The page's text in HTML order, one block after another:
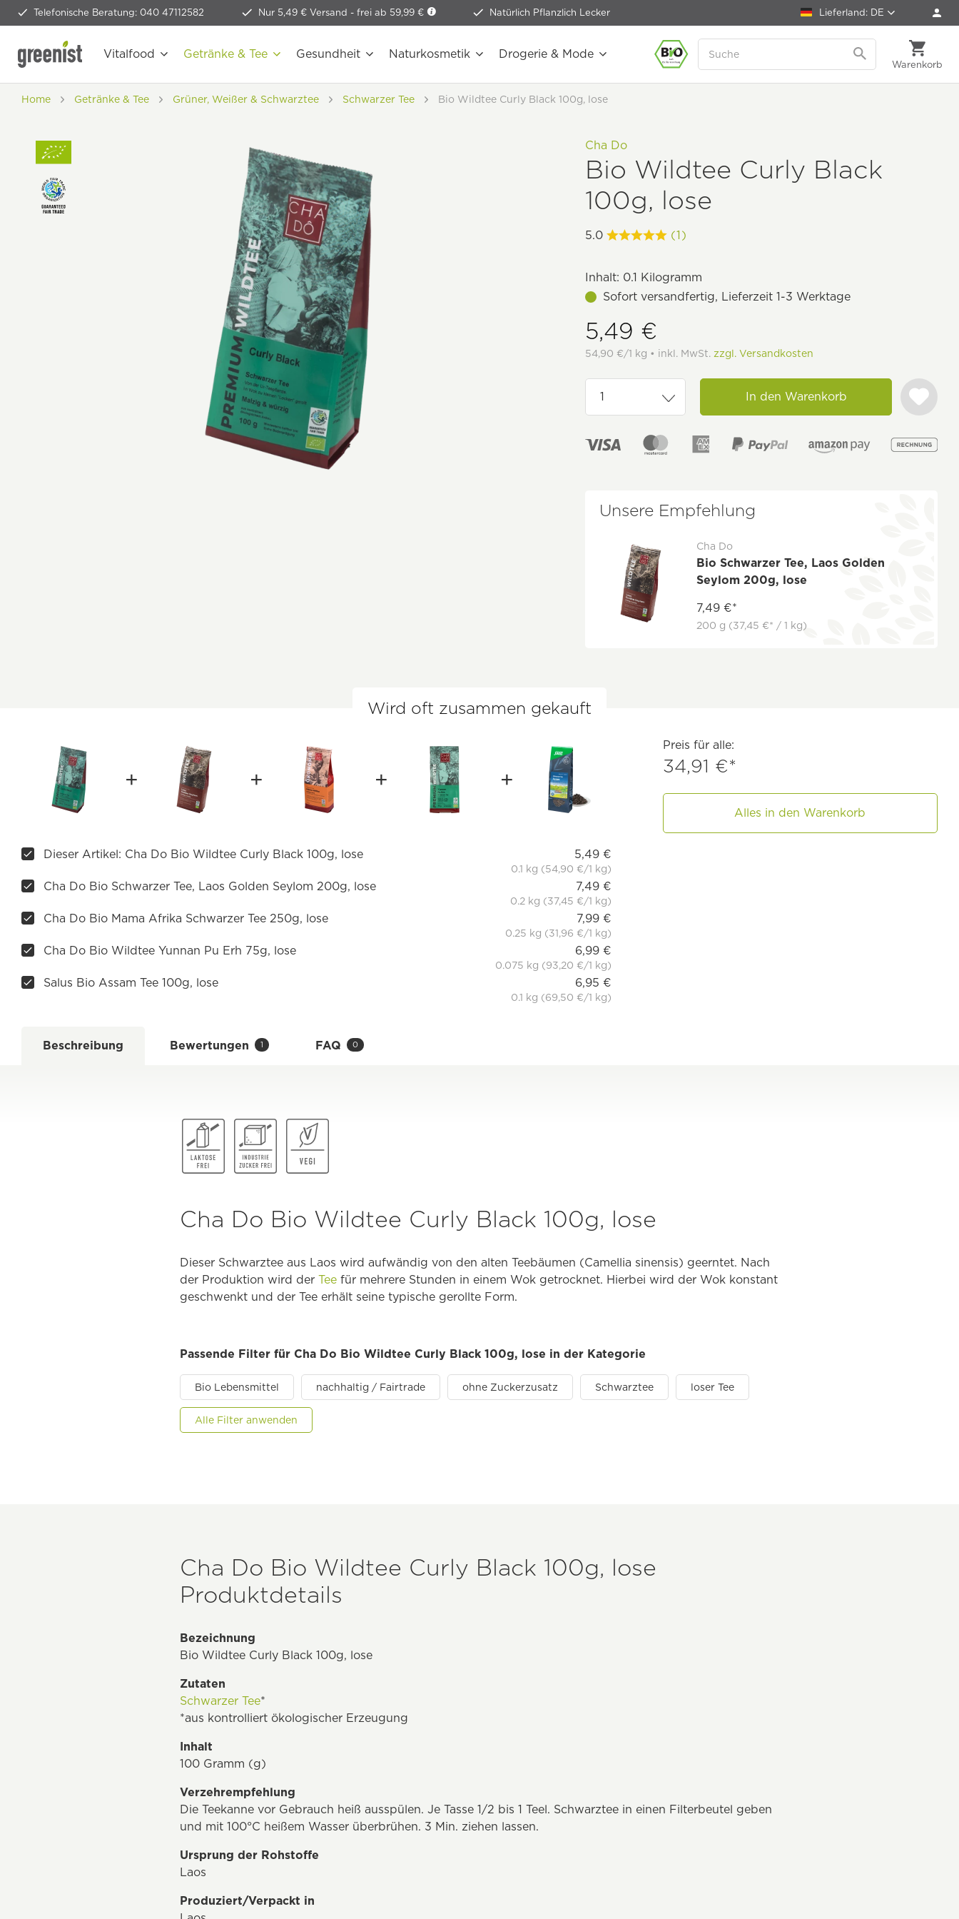
Telefonische Beratung: 040 47112582 Nur 5,49 € Versand - frei ab 59,99 € Natürlich Pflanzlich Lecker Lieferland: DE
Warenkorb
Vitalfood Getränke & Tee Gesundheit Naturkosmetik Drogerie & Mode
Home Getränke & Tee Grüner, Weißer & Schwarztee Schwarzer Tee Bio Wildtee Curly Black 100g, lose
Cha Do
Bio Wildtee Curly Black
100g, lose
5.0 (1)
Inhalt: 0.1 Kilogramm
Sofort versandfertig, Lieferzeit 1-3 Werktage
5,49 €
54,90 €/1 kg • inkl. MwSt. zzgl. Versandkosten
In den Warenkorb
Unsere Empfehlung
Cha Do
Bio Schwarzer Tee, Laos Golden
Seylom 200g, lose
7,49 €*
200 g (37,45 €* / 1 kg)
Wird oft zusammen gekauft
Preis für alle:
34,91 €*
Alles in den Warenkorb
Dieser Artikel: Cha Do Bio Wildtee Curly Black 100g, lose 5,49 €
0.1 kg (54,90 €/1 kg)
Cha Do Bio Schwarzer Tee, Laos Golden Seylom 200g, lose 7,49 €
0.2 kg (37,45 €/1 kg)
Cha Do Bio Mama Afrika Schwarzer Tee 250g, lose 7,99 €
0.25 kg (31,96 €/1 kg)
Cha Do Bio Wildtee Yunnan Pu Erh 75g, lose 6,99 €
0.075 kg (93,20 €/1 kg)
Salus Bio Assam Tee 100g, lose 6,95 €
0.1 kg (69,50 €/1 kg)
Beschreibung Bewertungen 1 FAQ 0
Cha Do Bio Wildtee Curly Black 100g, lose
Dieser Schwarztee aus Laos wird aufwändig von den alten Teebäumen (Camellia sinensis) geerntet. Nach
der Produktion wird der Tee für mehrere Stunden in einem Wok getrocknet. Hierbei wird der Wok konstant
geschwenkt und der Tee erhält seine typische gerollte Form.
Passende Filter für Cha Do Bio Wildtee Curly Black 100g, lose in der Kategorie
Bio Lebensmittel nachhaltig / Fairtrade ohne Zuckerzusatz Schwarztee loser Tee
Alle Filter anwenden
Cha Do Bio Wildtee Curly Black 100g, lose
Produktdetails
Bezeichnung
Bio Wildtee Curly Black 100g, lose
Zutaten
Schwarzer Tee*
*aus kontrolliert ökologischer Erzeugung
Inhalt
100 Gramm (g)
Verzehrempfehlung
Die Teekanne vor Gebrauch heiß ausspülen. Je Tasse 1/2 bis 1 Teel. Schwarztee in einen Filterbeutel geben
und mit 100°C heißem Wasser überbrühen. 3 Min. ziehen lassen.
Ursprung der Rohstoffe
Laos
Produziert/Verpackt in